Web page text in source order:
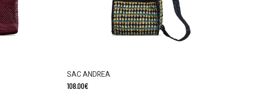
SAC ANDREA
108.00€